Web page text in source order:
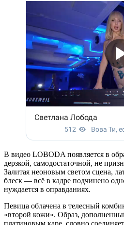
В видео LOBODA появляется в
дерзкой, самодостаточной, не
Залитая неоновым светом сцена,
блеск — всё в кадре подчинено
нуждается в оправданиях.
Певица облачена в телесный
«второй кожи». Образ,
платиновым каре, словно